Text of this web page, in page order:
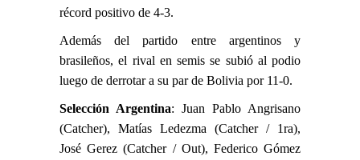
récord positivo de 4-3.
Además del partido entre argentinos y
brasileños, el rival en semis se subió al podio
luego de derrotar a su par de Bolivia por 11-0.
Selección Argentina: Juan Pablo Angrisano
(Catcher), Matías Ledezma (Catcher / 1ra),
José Gerez (Catcher / Out), Federico Gómez